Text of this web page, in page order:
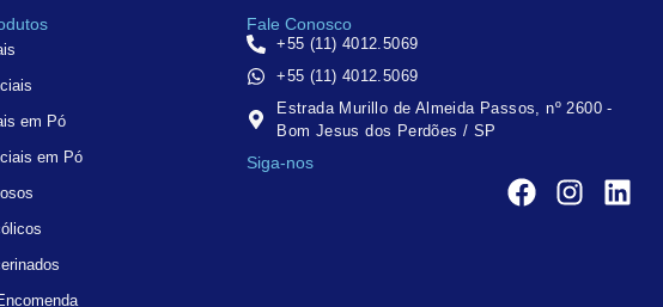
em Pó
em Pó
Fale Conosco
+55 (11) 4012.5069
+55 (11) 4012.5069
Estrada Murillo de Almeida Passos, nº 2600 -
Bom Jesus dos Perdões / SP
Siga-nos